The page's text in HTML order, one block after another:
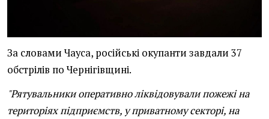
За словами Чауса, російські окупанти завдали 37
обстрілів по Чернігівщині.
"Рятувальники оперативно ліквідовували пожежі на
територіях підприємств, у приватному секторі, на